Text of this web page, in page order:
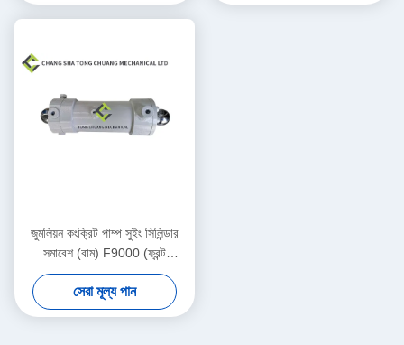
জুমলিয়ন কংক্রিট পাম্প সুইং সিলিন্ডার
সমাবেশ (বাম) F9000 (ফ্রন্ট
ড্রাইভারের সিট)
000190201A0200000
সেরা মূল্য পান